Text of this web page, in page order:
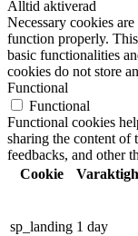
Alltid aktiverad
Necessary cookies
function properly.
basic functionalities
cookies do not store
Functional
Functional
Functional cookies
sharing the content of
feedbacks, and other
Cookie
sp_landing 1 day